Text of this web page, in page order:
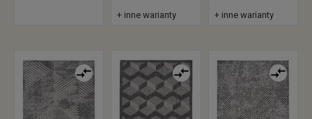
+ inne warianty + inne warianty